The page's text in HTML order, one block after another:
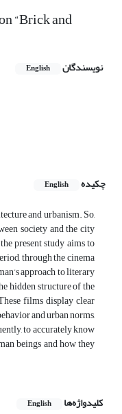
“Brick and
نویسندگان English
چکیده
English
and urbanism. So,
society and the city
present study aims to
through the cinema
approach to literary
hidden structure of the
films display clear
and urban norms,
to accurately know
beings and how they
کلیدواژه‌ها English